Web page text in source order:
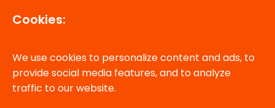
Cookies:
We use cookies to personalize content and ads, to
provide social media features, and to analyze
traffic to our website.